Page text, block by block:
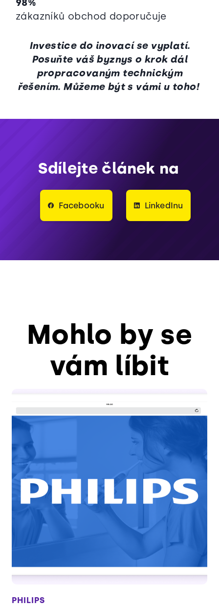
98%
zákazníků obchod doporučuje
Investice do inovací se vyplatí.
Posuňte váš byznys o krok dál
propracovaným technickým
řešením. Můžeme být s vámi u toho!
Sdílejte článek na
Facebooku LinkedInu
Mohlo by se
vám líbit
PHILIPS